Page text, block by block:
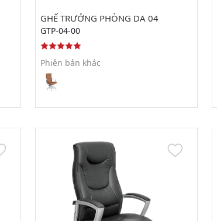
GHẾ TRƯỞNG PHÒNG DA 04
GTP-04-00
Phiên bản khác